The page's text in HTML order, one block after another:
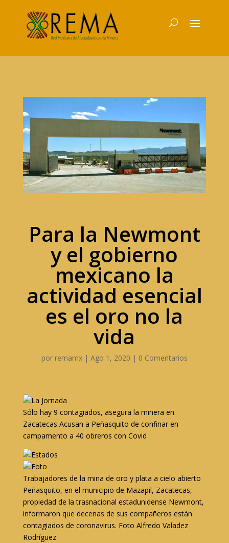
Para la Newmont
y el gobierno
mexicano la
actividad esencial
es el oro no la
vida
por remamx| Ago 1, 2020 | 0 Comentarios
Sólo hay 9 contagiados, asegura la minera en
Zacatecas Acusan a Peñasquito de confinar en
campamento a 40 obreros con Covid
Trabajadores de la mina de oro y plata a cielo abierto
Peñasquito, en el municipio de Mazapil, Zacatecas,
propiedad de la trasnacional estadunidense Newmont,
informaron que decenas de sus compañeros están
contagiados de coronavirus. Foto Alfredo Valadez
Rodríguez